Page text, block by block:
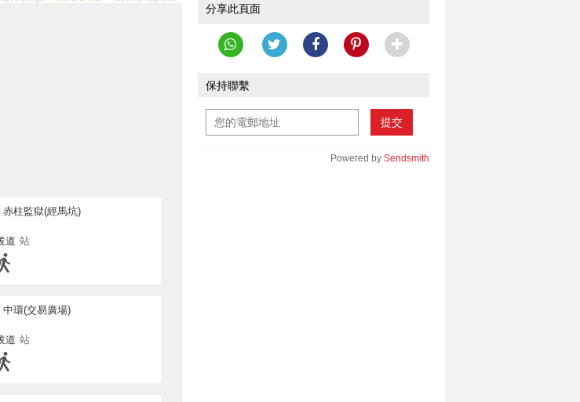
分享此頁面
保持聯繫
提交
Powered by Sendsmith
赤柱監獄(經馬坑)
道 站
中環(交易廣場)
道 站